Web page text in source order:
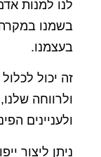
למנות אדם אחד
במקרה שבו
לכלול
שלנו, כמו
ליצור ייפוי